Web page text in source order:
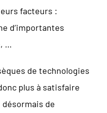
facteurs :
d’importantes
…
de technologies
plus à satisfaire
de